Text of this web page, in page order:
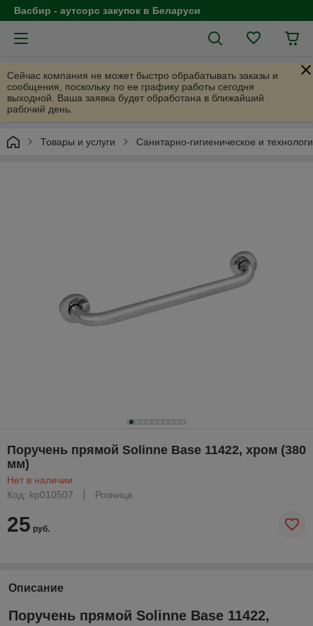
Васбир - аутсорс закупок в Беларуси
Сейчас компания не может быстро обрабатывать заказы и
сообщения, поскольку по ее графику работы сегодня
выходной. Ваша заявка будет обработана в ближайший
рабочий день.
Товары и услуги Санитарно-гигиеническое и
Поручень прямой Solinne Base 11422, хром (380
мм)
Нет в наличии
Код: kp010507
Розница
25 руб.
Описание
Поручень прямой Solinne Base 11422,